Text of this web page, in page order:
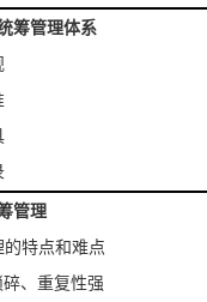
筹管理体系
管理
的特点和难点
碎、重复性强